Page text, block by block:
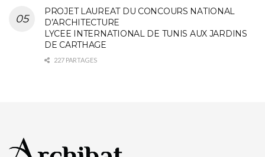
PROJET LAUREAT DU CONCOURS NATIONAL
D’ARCHITECTURE
LYCEE INTERNATIONAL DE TUNIS AUX JARDINS
DE CARTHAGE
227 PARTAGES